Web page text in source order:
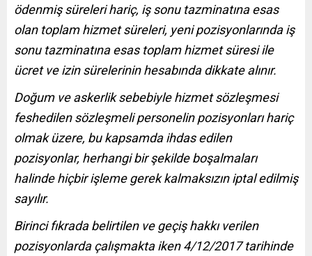
ödenmiş süreleri hariç, iş sonu tazminatına esas
olan toplam hizmet süreleri, yeni pozisyonlarında iş
sonu tazminatına esas toplam hizmet süresi ile
ücret ve izin sürelerinin hesabında dikkate alınır.
Doğum ve askerlik sebebiyle hizmet sözleşmesi
feshedilen sözleşmeli personelin pozisyonları hariç
olmak üzere, bu kapsamda ihdas edilen
pozisyonlar, herhangi bir şekilde boşalmaları
halinde hiçbir işleme gerek kalmaksızın iptal edilmiş
sayılır.
Birinci fıkrada belirtilen ve geçiş hakkı verilen
pozisyonlarda çalışmakta iken 4/12/2017 tarihinde